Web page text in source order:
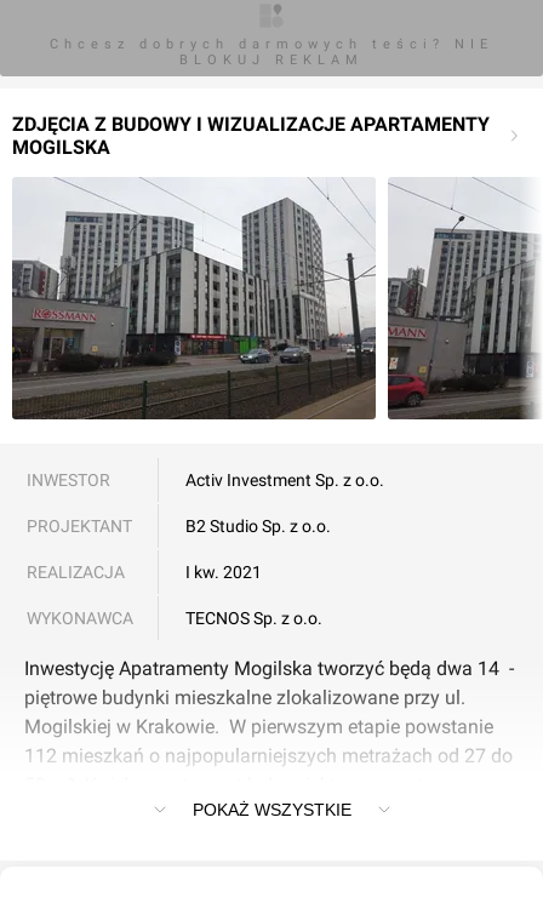
Chcesz dobrych darmowych teści? NIE
BLOKUJ REKLAM
ZDJĘCIA Z BUDOWY I WIZUALIZACJE APARTAMENTY
MOGILSKA
INWESTOR Activ Investment Sp. z o.o.
PROJEKTANT B2 Studio Sp. z o.o.
REALIZACJA I kw. 2021
WYKONAWCA TECNOS Sp. z o.o.
Inwestycję Apatramenty Mogilska tworzyć będą dwa 14 -
piętrowe budynki mieszkalne zlokalizowane przy ul.
Mogilskiej w Krakowie. W pierwszym etapie powstanie
112 mieszkań o najpopularniejszych metrażach od 27 do
komfort przyszłych mieszkańców. Funkcjonalne rozkłady
POKAŻ WSZYSTKIE